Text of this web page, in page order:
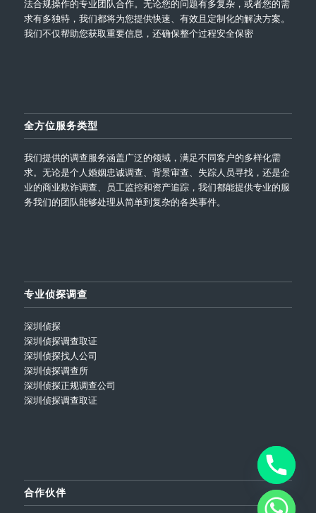
法合规操作的专业团队合作。无论您的问题有多复杂，或者您的需
求有多独特，我们都将为您提供快速、有效且定制化的解决方案。
我们不仅帮助您获取重要信息，还确保整个过程安全保密
全方位服务类型
我们提供的调查服务涵盖广泛的领域，满足不同客户的多样化需
求。无论是个人婚姻忠诚调查、背景审查、失踪人员寻找，还是企
业的商业欺诈调查、员工监控和资产追踪，我们都能提供专业的服
务我们的团队能够处理从简单到复杂的各类事件。
专业侦探调查
深圳侦探
深圳侦探调查取证
深圳侦探找人公司
深圳侦探调查所
深圳侦探正规调查公司
深圳侦探调查取证
合作伙伴